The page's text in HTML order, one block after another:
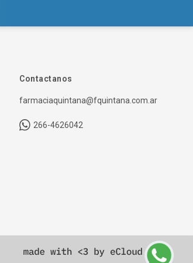
Contactanos
farmaciaquintana@fquintana.com.ar
266-4626042